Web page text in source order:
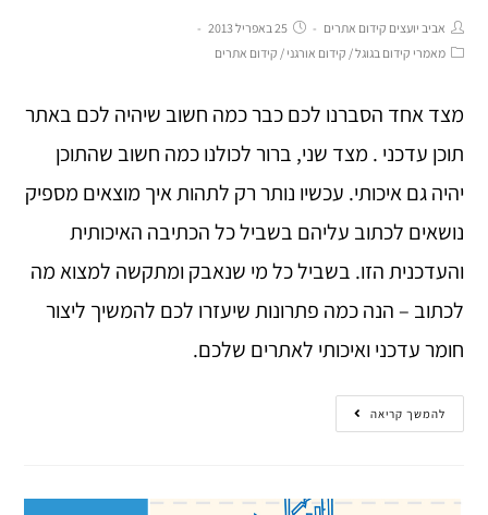
אביב יועצים קידום אתרים
25 באפריל 2013
מאמרי קידום בגוגל/ קידום אורגני / קידום אתרים
מצד אחד הסברנו לכם כבר כמה חשוב שיהיה לכם באתר
תוכן עדכני . מצד שני, ברור לכולנו כמה חשוב שהתוכן
יהיה גם איכותי. עכשיו נותר רק לתהות איך מוצאים מספיק
נושאים לכתוב עליהם בשביל כל הכתיבה האיכותית
והעדכנית הזו. בשביל כל מי שנאבק ומתקשה למצוא מה
לכתוב – הנה כמה פתרונות שיעזרו לכם להמשיך ליצור
חומר עדכני ואיכותי לאתרים שלכם.
להמשך קריאה